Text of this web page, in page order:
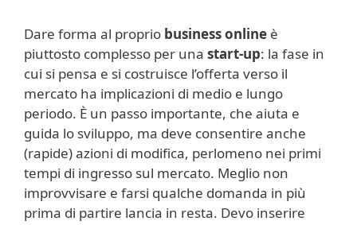
Dare forma al proprio business online è
piuttosto complesso per una start-up: la fase in
cui si pensa e si costruisce l’offerta verso il
mercato ha implicazioni di medio e lungo
periodo. È un passo importante, che aiuta e
guida lo sviluppo, ma deve consentire anche
(rapide) azioni di modifica, perlomeno nei primi
tempi di ingresso sul mercato. Meglio non
improvvisare e farsi qualche domanda in più
prima di partire lancia in resta. Devo inserire